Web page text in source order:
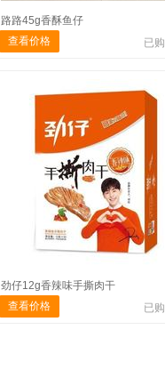
路路45g香酥鱼仔
查看价格
已
劲仔12g香辣味手撕肉干
查看价格
已